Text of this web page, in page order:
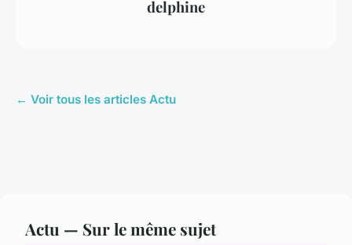
delphine
← Voir tous les articles Actu
Actu — Sur le même sujet